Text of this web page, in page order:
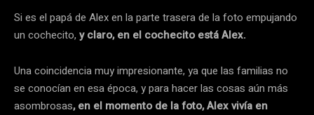
Si es el papá de Alex en la parte trasera de la foto empujando
un cochecito, y claro, en el cochecito está Alex.
Una coincidencia muy impresionante, ya que las familias no
se conocían en esa época, y para hacer las cosas aún más
asombrosas, en el momento de la foto, Alex vivía en